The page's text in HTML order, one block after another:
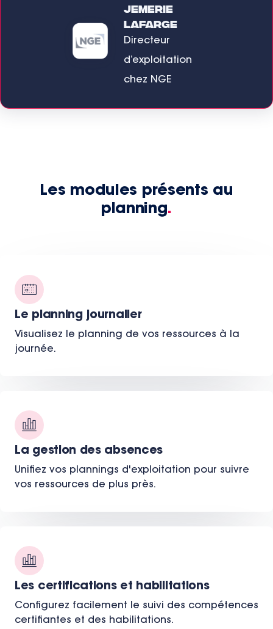
Jemerie
Lafarge
Directeur
d’exploitation
chez NGE
Les modules présents au
planning.
Le planning journalier
Visualisez le planning de vos ressources à la
journée.
La gestion des absences
Unifiez vos plannings d'exploitation pour suivre
vos ressources de plus près.
Les certifications et habilitations
Configurez facilement le suivi des compétences
certifiantes et des habilitations.